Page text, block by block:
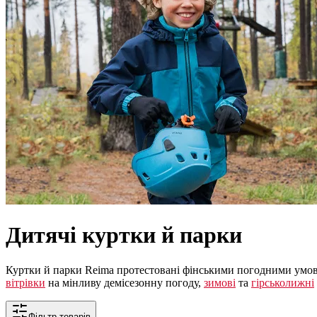
Дитячі куртки й парки
Куртки й парки Reima протестовані фінськими погодними
вітрівки на мінливу демісезонну погоду, зимові та гірськолижні